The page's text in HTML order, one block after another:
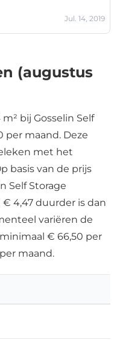
Jul. 14, 2019
(augustus
bij Gosselin Self
per maand. Deze
met het
basis van de prijs
Self Storage
4,47 duurder is dan
variëren de
€ 66,50 per
maand.